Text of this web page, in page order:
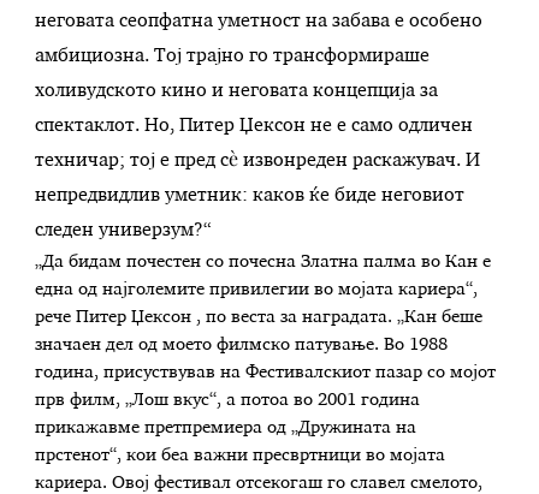
неговата сеопфатна уметност на забава е особено
амбициозна. Тој трајно го трансформираше
холивудското кино и неговата концепција за
спектаклот. Но, Питер Џексон не е само одличен
техничар; тој е пред сè извонреден раскажувач. И
непредвидлив уметник: каков ќе биде неговиот
следен универзум?“
„Да бидам почестен со почесна Златна палма во Кан е
една од најголемите привилегии во мојата кариера“,
рече Питер Џексон , по веста за наградата. „Кан беше
значаен дел од моето филмско патување. Во 1988
година, присуствував на Фестивалскиот пазар со мојот
прв филм, „Лош вкус“, а потоа во 2001 година
прикажавме претпремиера од „Дружината на
прстенот“, кои беа важни пресвртници во мојата
кариера. Овој фестивал отсекогаш го славел смелото,